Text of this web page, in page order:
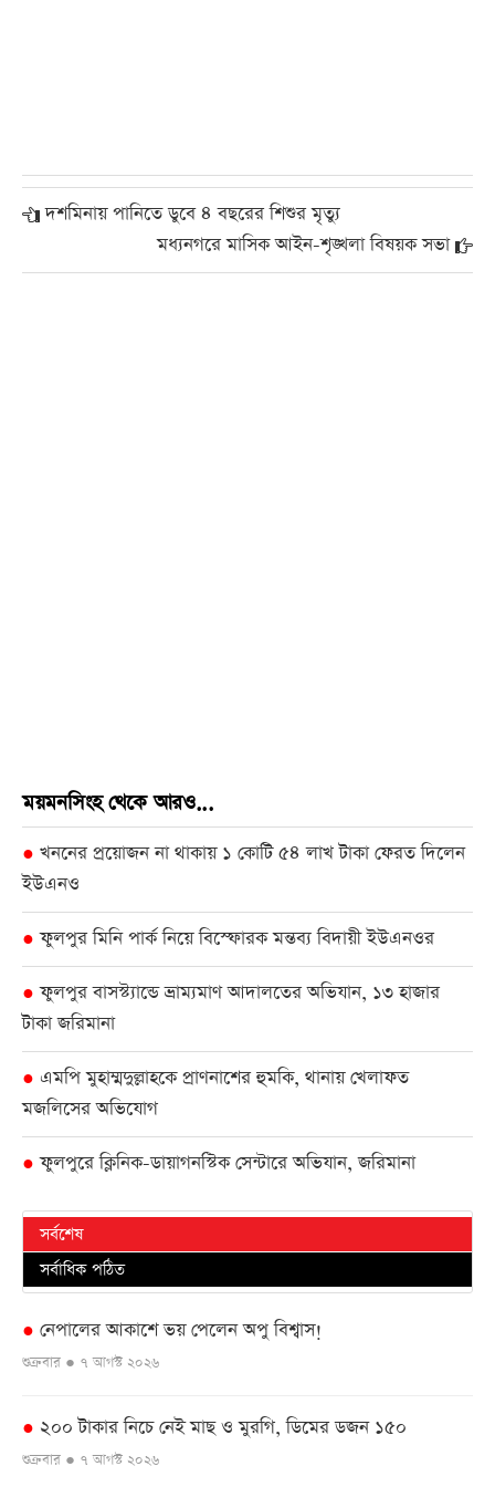
দশমিনায় পানিতে ডুবে ৪ বছরের শিশুর মৃত্যু
মধ্যনগরে মাসিক আইন-শৃঙ্খলা বিষয়ক সভা
ময়মনসিংহ থেকে আরও...
● খননের প্রয়োজন না থাকায় ১ কোটি ৫৪ লাখ টাকা ফেরত দিলেন
ইউএনও
● ফুলপুর মিনি পার্ক নিয়ে বিস্ফোরক মন্তব্য বিদায়ী ইউএনওর
● ফুলপুর বাসস্ট্যান্ডে ভ্রাম্যমাণ আদালতের অভিযান, ১৩ হাজার
টাকা জরিমানা
● এমপি মুহাম্মদুল্লাহকে প্রাণনাশের হুমকি, থানায় খেলাফত
মজলিসের অভিযোগ
● ফুলপুরে ক্লিনিক-ডায়াগনস্টিক সেন্টারে অভিযান, জরিমানা
সর্বশেষ
সর্বাধিক পঠিত
● নেপালের আকাশে ভয় পেলেন অপু বিশ্বাস!
শুক্রবার ● ৭ আগস্ট ২০২৬
● ২০০ টাকার নিচে নেই মাছ ও মুরগি, ডিমের ডজন ১৫০
শুক্রবার ● ৭ আগস্ট ২০২৬